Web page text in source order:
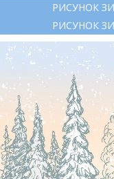
РИСУНОК
РИСУНОК